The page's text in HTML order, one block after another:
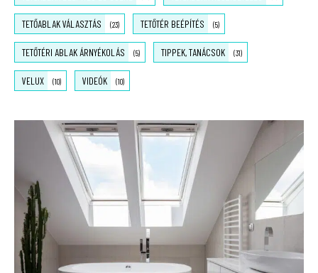
TETŐABLAK VÁLASZTÁS (23) TETŐTÉR BEÉPÍTÉS (5)
TETŐTÉRI ABLAK ÁRNYÉKOLÁS (5) TIPPEK, TANÁCSOK (31)
VELUX (10) VIDEÓK (10)